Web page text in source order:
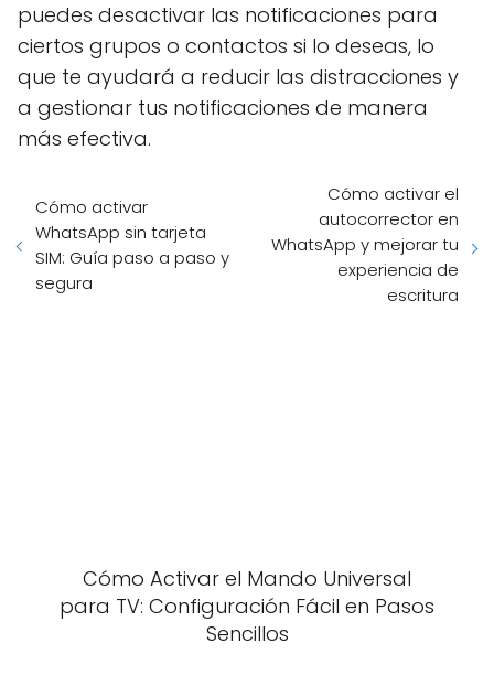
puedes desactivar las notificaciones para
ciertos grupos o contactos si lo deseas, lo
que te ayudará a reducir las distracciones y
a gestionar tus notificaciones de manera
más efectiva.
Cómo activar
WhatsApp sin tarjeta
SIM: Guía paso a paso y
segura
Cómo activar el
autocorrector en
WhatsApp y mejorar tu
experiencia de
escritura
Cómo Activar el Mando Universal
para TV: Configuración Fácil en Pasos
Sencillos